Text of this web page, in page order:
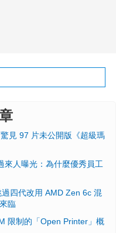
見 97 片未公開版《超級瑪
來人曝光：為什麼優秀員工
四代改用 AMD Zen 6c 混
臨
限制的「Open Printer」概